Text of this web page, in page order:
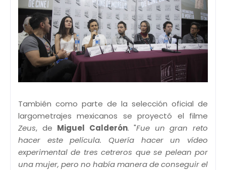
También como parte de la selección oficial de
largometrajes mexicanos se proyectó el filme
Zeus, de Miguel Calderón. "Fue un gran reto
hacer este película. Quería hacer un vídeo
experimental de tres cetreros que se pelean por
una mujer, pero no había manera de conseguir el